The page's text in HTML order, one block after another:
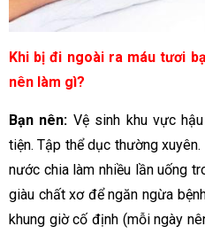
Khi bị đi ngoài ra máu tươi
nên làm gì?
­Bạn nên: Vệ sinh khu vực
tiện. Tập thể dục thường
nước chia làm nhiều lần uống
giàu chất xơ để ngăn ngừa
khung giờ cố định (mỗi ngày